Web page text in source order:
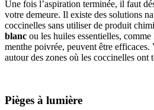
Une fois l’aspiration terminée, il faut
votre demeure. Il existe des solutions
coccinelles sans utiliser de produit
blanc ou les huiles essentielles,
menthe poivrée, peuvent être efficaces.
autour des zones où les coccinelles ont
Pièges à lumière